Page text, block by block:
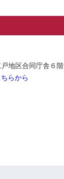
地区合同庁舎６階
らから